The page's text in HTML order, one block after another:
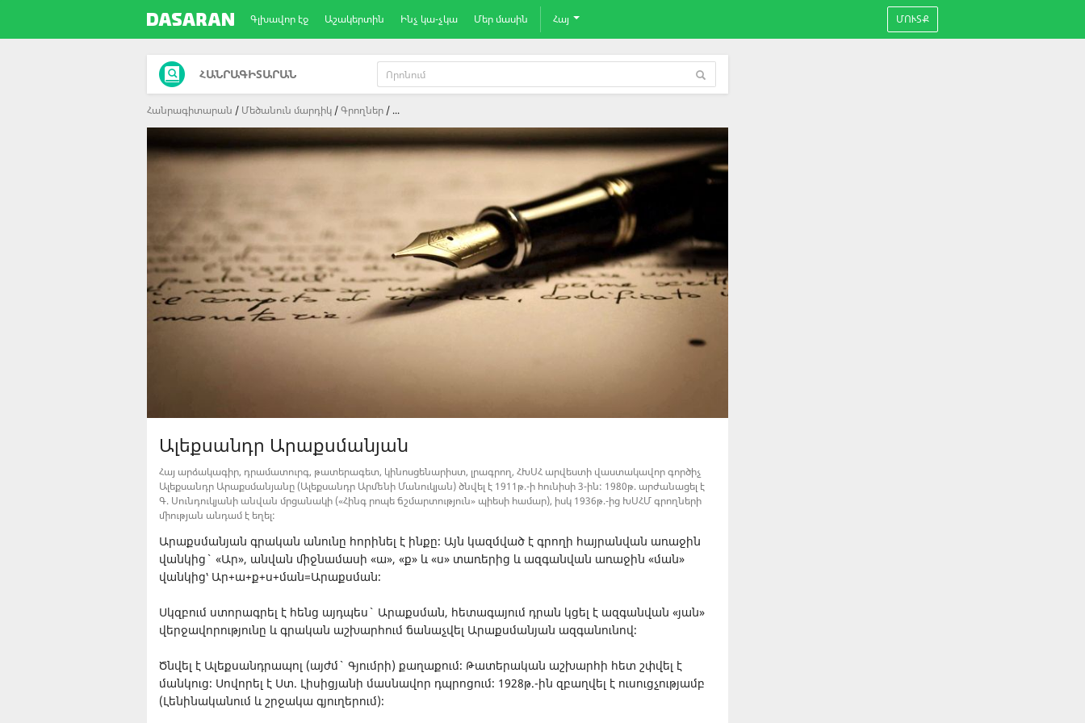
Գլխավոր էջ Աշակերտին Ինչ կա-չկա Մեր մասին Հայ ՄՈՒՏՔ
ՀԱՆՐԱԳԻՏԱՐԱՆ
Հանրագիտարան Մեծանուն մարդիկ Գրողներ ...
Ալեքսանդր Արաքսմանյան
Հայ արձակագիր, դրամատուրգ, թատերագետ, կինոսցենարիստ, լրագրող, ՀԽՍՀ արվեստի վաստակավոր գործիչ
Ալեքսանդր Արաքսմանյանը (Ալեքսանդր Արմենի Մանուկյան) ծնվել է 1911թ.-ի հունիսի 3-ին: 1980թ. արժանացել է
Գ. Սունդուկյանի անվան մրցանակի («Հինգ րոպե ճշմարտություն» պիեսի համար), իսկ 1936թ.-ից ԽՍՀՄ գրողների
միության անդամ է եղել:
Արաքսմանյան գրական անունը հորինել է ինքը։ Այն կազմված է գրողի հայրանվան առաջին
վանկից` «Ար», անվան միջնամասի «ա», «ք» և «ս» տառերից և ազգանվան առաջին «ման»
վանկից՝ Ար+ա+ք+ս+ման=Արաքսման։
Սկզբում ստորագրել է հենց այդպես` Արաքսման, հետագայում դրան կցել է ազգանվան «յան»
վերջավորությունը և գրական աշխարհում ճանաչվել Արաքսմանյան ազգանունով։
Ծնվել է Ալեքսանդրապոլ (այժմ` Գյումրի) քաղաքում։ Թատերական աշխարհի հետ շփվել է
մանկուց։ Սովորել է Ստ. Լիսիցյանի մասնավոր դպրոցում։ 1928թ.-ին զբաղվել է ուսուցչությամբ
(Լենինականում և շրջակա գյուղերում)։